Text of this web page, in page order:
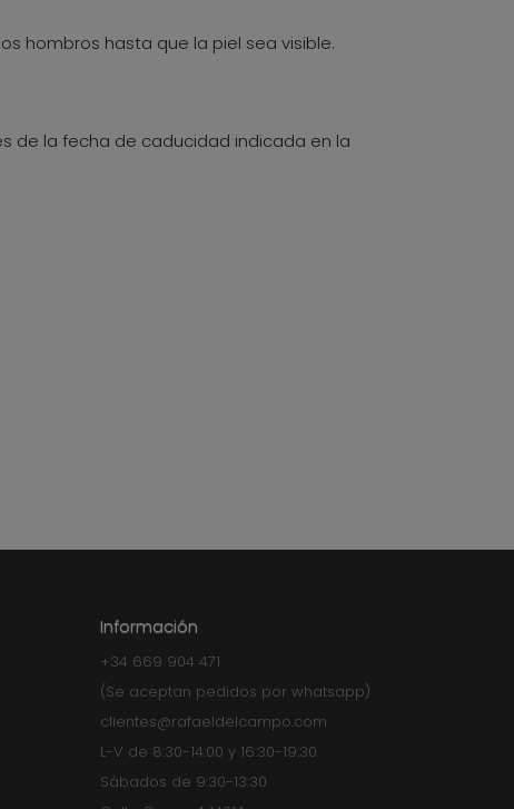
hombros hasta que la piel sea visible.
de la fecha de caducidad indicada en la
Información
+34 669 904 471
(Se aceptan pedidos por whatsapp)
clientes@rafaeldelcampo.com
L-V de 8:30-14:00 y 16:30-19:30
Sábados de 9:30-13:30